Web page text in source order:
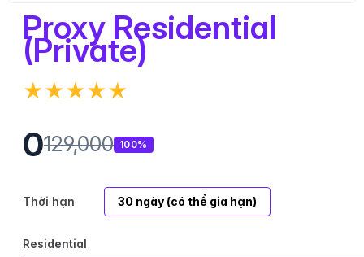
Proxy Residential
(Private)
★★★★★
0129,000 100%
Thời hạn 30 ngày (có thể gia hạn)
Residential